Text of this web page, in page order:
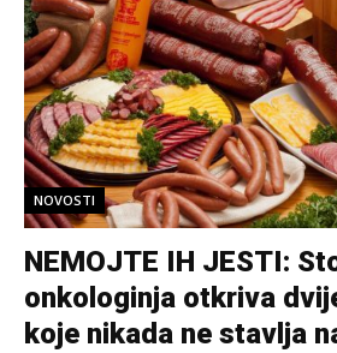
NOVOSTI
NEMOJTE IH JESTI:
onkologinja otkriva
koje nikada ne stavlja